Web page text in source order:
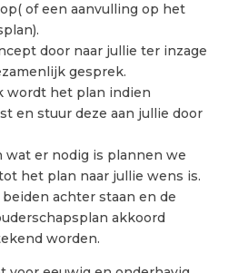
of een aanvulling op het
door naar jullie ter inzage
gesprek.
wordt het plan indien
en stuur deze aan jullie door
wat er nodig is plannen we
het plan naar jullie wens is.
beiden achter staan en de
akkoord
worden.